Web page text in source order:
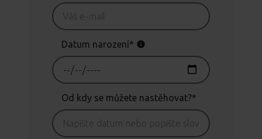
Datum narození*
Od kdy se můžete nastěhovat?*